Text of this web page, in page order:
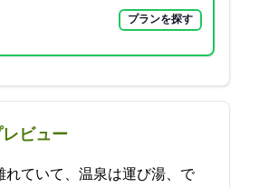
プランを探す
ビュー
れていて、温泉は運び湯、で